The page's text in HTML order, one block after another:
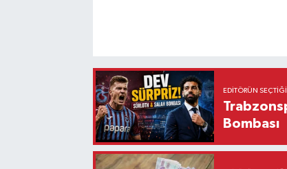
EDITÖRÜN SEÇTIĞI
Bombası